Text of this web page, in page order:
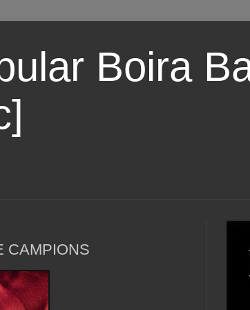
Boira
CAMPIONS